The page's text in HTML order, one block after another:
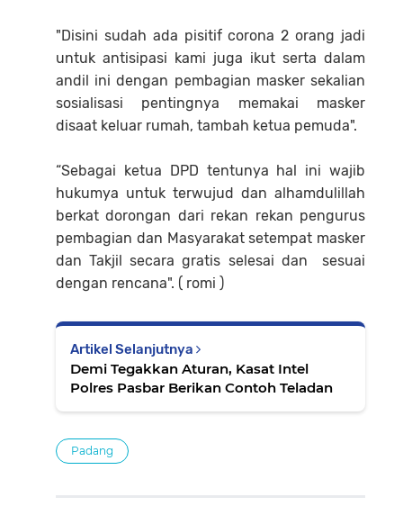
"Disini sudah ada pisitif corona 2 orang jadi
untuk antisipasi kami juga ikut serta dalam
andil ini dengan pembagian masker sekalian
sosialisasi pentingnya memakai masker
disaat keluar rumah, tambah ketua pemuda".
“Sebagai ketua DPD tentunya hal ini wajib
hukumya untuk terwujud dan alhamdulillah
berkat dorongan dari rekan rekan pengurus
pembagian dan Masyarakat setempat masker
dan Takjil secara gratis selesai dan sesuai
dengan rencana". ( romi )
Artikel Selanjutnya
Demi Tegakkan Aturan, Kasat Intel
Polres Pasbar Berikan Contoh Teladan
Padang